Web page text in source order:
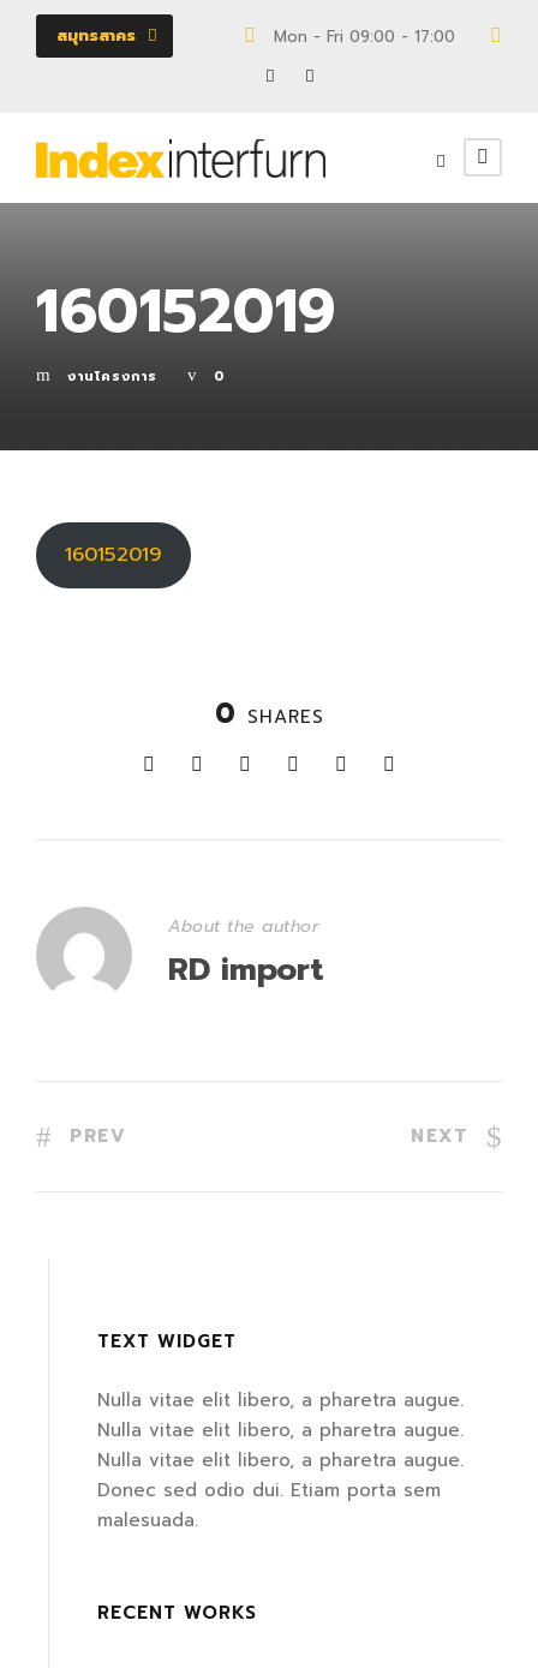
สมุทรสาคร Mon - Fri 09:00 - 17:00
160152019
งานโครงการ 0
160152019
0 SHARES
About the author
RD import
PREV NEXT
TEXT WIDGET
Nulla vitae elit libero, a pharetra augue.
Nulla vitae elit libero, a pharetra augue.
Nulla vitae elit libero, a pharetra augue.
Donec sed odio dui. Etiam porta sem
malesuada.
RECENT WORKS